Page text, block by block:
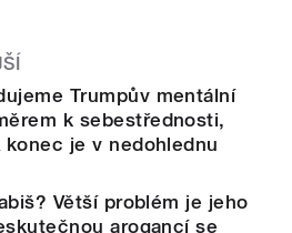
Trumpův mentální
k sebestřednosti,
konec je v nedohlednu
Větší problém je jeho
arogancí se